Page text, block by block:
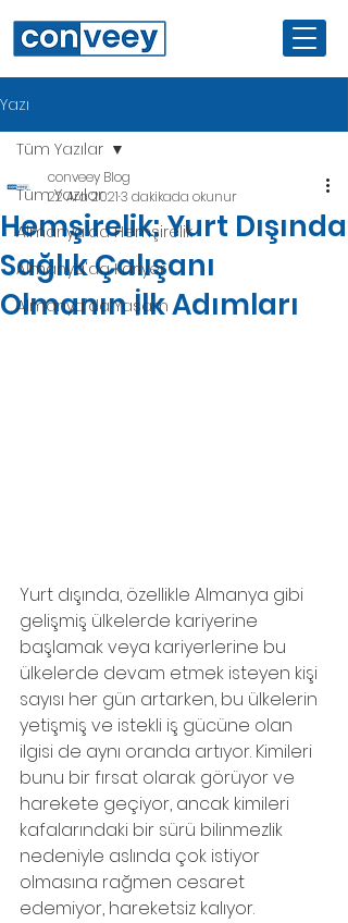
Yazı
Tüm Yazılar
Almanya'da Hemşirelik
Almanya'da Kariyer
Almanya'da Yaşam
Tüm Yazılar
Hemşirelik: Yurt Dışında
Sağlık Çalışanı
Olmanın İlk Adımları
conveey Blog
22 Ara 20213 dakikada okunur
Yurt dışında, özellikle Almanya gibi
gelişmiş ülkelerde kariyerine
başlamak veya kariyerlerine bu
ülkelerde devam etmek isteyen kişi
sayısı her gün artarken, bu ülkelerin
yetişmiş ve istekli iş gücüne olan
ilgisi de aynı oranda artıyor. Kimileri
bunu bir fırsat olarak görüyor ve
harekete geçiyor, ancak kimileri
kafalarındaki bir sürü bilinmezlik
nedeniyle aslında çok istiyor
olmasına rağmen cesaret
edemiyor, hareketsiz kalıyor.